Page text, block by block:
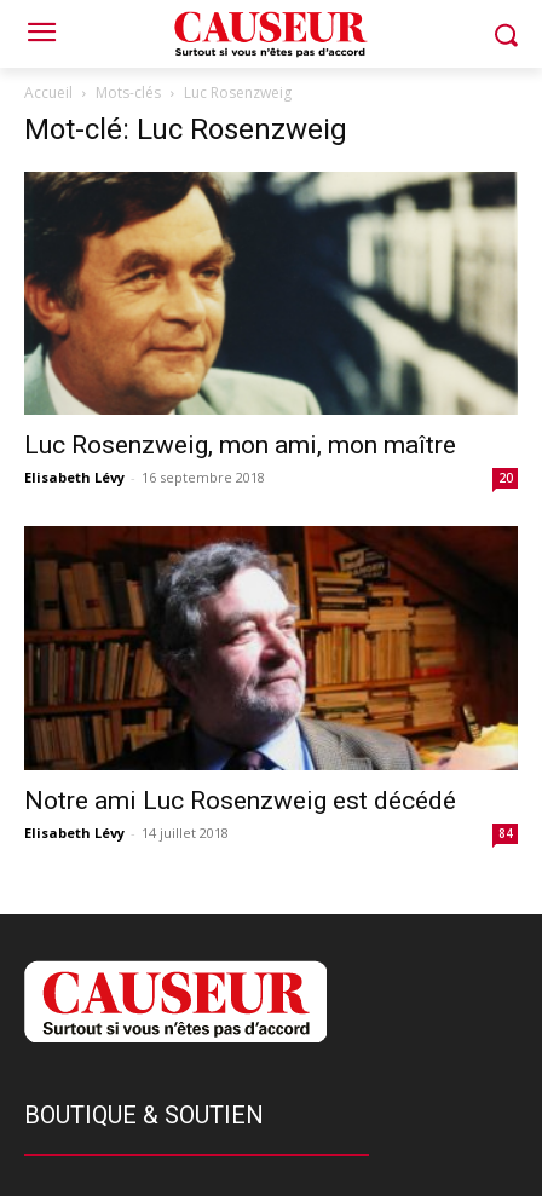
Accueil Mots-clés Luc Rosenzweig
Mot-clé: Luc Rosenzweig
Luc Rosenzweig, mon ami, mon maître
Elisabeth Lévy - 16 septembre 2018 20
Notre ami Luc Rosenzweig est décédé
Elisabeth Lévy - 14 juillet 2018 84
BOUTIQUE & SOUTIEN